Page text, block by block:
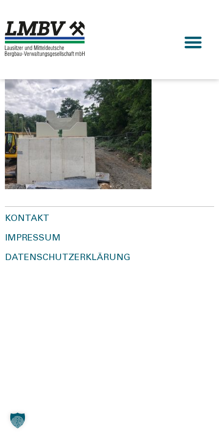
KONTAKT
IMPRESSUM
DATENSCHUTZERKLÄRUNG